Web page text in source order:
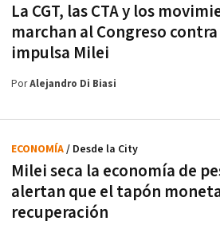
La CGT, las CTA y los
marchan al Congreso
impulsa Milei
PorAlejandro Di Biasi
Milei seca la economía de
alertan que el tapón
recuperación
ECONOMÍA/ Desde la City